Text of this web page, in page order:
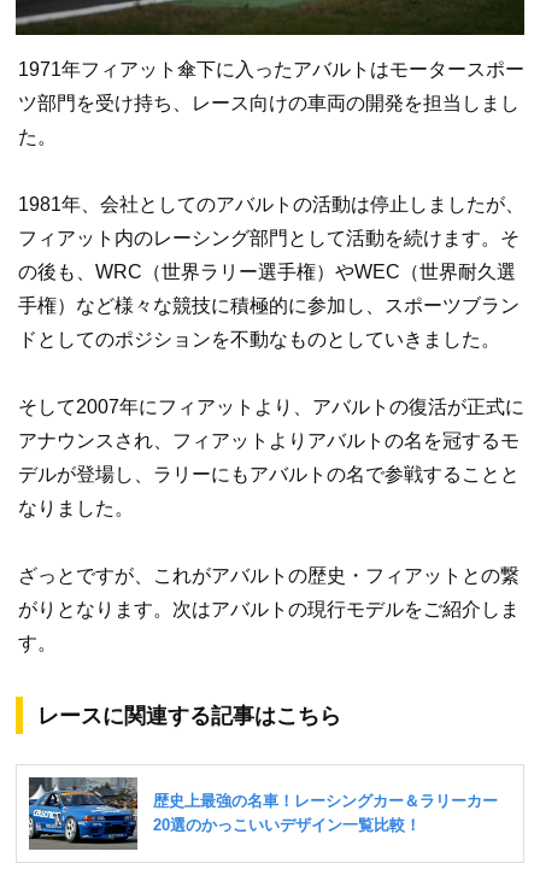
1971年フィアット傘下に入ったアバルトはモータースポー
ツ部門を受け持ち、レース向けの車両の開発を担当しまし
た。
1981年、会社としてのアバルトの活動は停止しましたが、
フィアット内のレーシング部門として活動を続けます。そ
の後も、WRC（世界ラリー選手権）やWEC（世界耐久選
手権）など様々な競技に積極的に参加し、スポーツブラン
ドとしてのポジションを不動なものとしていきました。
そして2007年にフィアットより、アバルトの復活が正式に
アナウンスされ、フィアットよりアバルトの名を冠するモ
デルが登場し、ラリーにもアバルトの名で参戦することと
なりました。
ざっとですが、これがアバルトの歴史・フィアットとの繋
がりとなります。次はアバルトの現行モデルをご紹介しま
す。
レースに関連する記事はこちら